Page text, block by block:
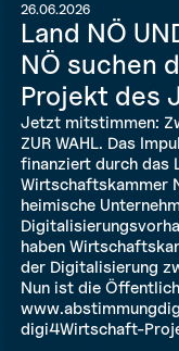
26.06.2026
Land NÖ
NÖ suchen
Projekt des
Jetzt mitstimmen:
ZUR WAHL. Das
finanziert durch das
Wirtschaftskammer
heimische
haben
der Digitalisierung
Nun ist die
digi4Wirtschaft-